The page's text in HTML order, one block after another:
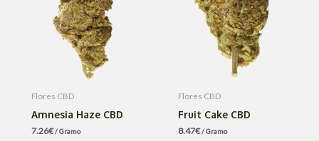
Flores CBD
Amnesia Haze CBD
7.26€/ Gramo
Flores CBD
Fruit Cake CBD
8.47€/ Gramo